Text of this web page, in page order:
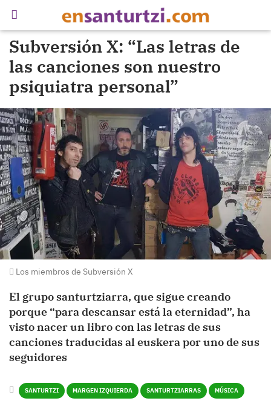
Subversión X: “Las letras de
las canciones son nuestro
psiquiatra personal”
Los miembros de Subversión X
El grupo santurtziarra, que sigue creando
porque “para descansar está la eternidad”, ha
visto nacer un libro con las letras de sus
canciones traducidas al euskera por uno de sus
seguidores
SANTURTZI MARGEN IZQUIERDA SANTURTZIARRAS MÚSICA